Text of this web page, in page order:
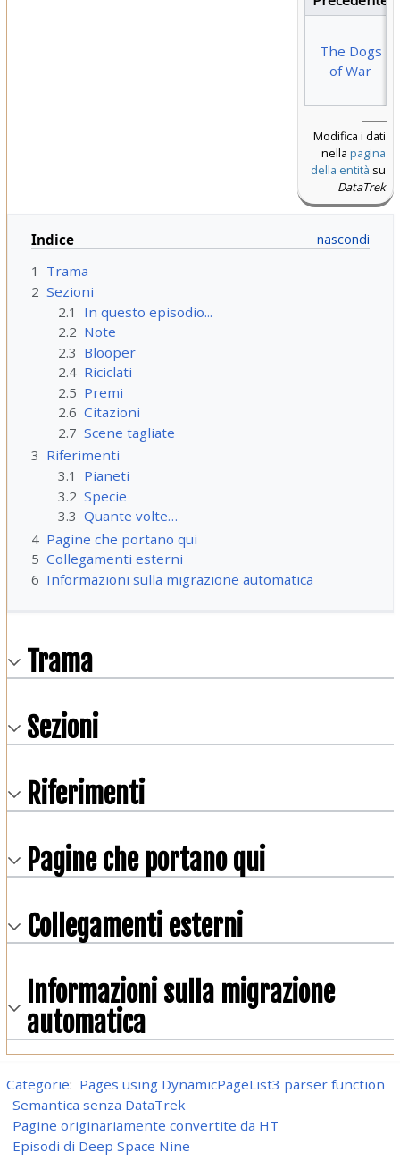
The Dogs
of War
Modifica i dati
nella pagina
della entità su
DataTrek
Indice
1
Trama
2 Sezioni
2.1
In questo episodio...
2.2 Note
2.3 Blooper
2.4 Riciclati
2.5 Premi
2.6 Citazioni
2.7 Scene tagliate
3 Riferimenti
3.1
Pianeti
3.2 Specie
3.3 Quante volte…
4 Pagine che portano qui
5 Collegamenti esterni
6 Informazioni sulla migrazione automatica
Trama
Sezioni
Riferimenti
Pagine che portano qui
Collegamenti esterni
Informazioni sulla migrazione
automatica
Categorie: Pages using DynamicPageList3 parser function
Semantica senza DataTrek
Pagine originariamente convertite da HT
Episodi di Deep Space Nine